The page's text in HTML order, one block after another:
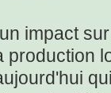
impact